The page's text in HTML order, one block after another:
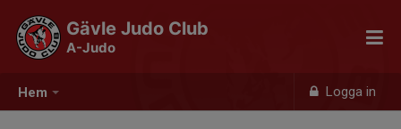
Hem Logga in
Gävle Judo Club
A-Judo